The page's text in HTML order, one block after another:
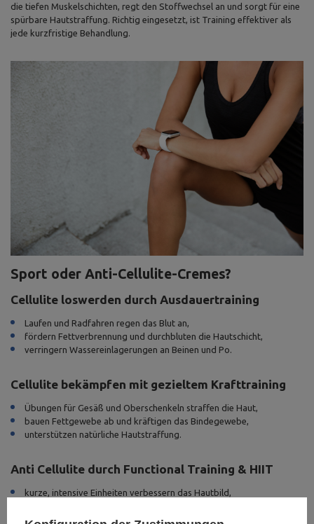
die tiefen Muskelschichten, regt den Stoffwechsel an und sorgt für eine
spürbare Hautstraffung. Richtig eingesetzt, ist Training effektiver als
jede kurzfristige Behandlung.
Sport oder Anti-Cellulite-Cremes?
Cellulite loswerden durch Ausdauertraining
Laufen und Radfahren regen das Blut an,
fördern Fettverbrennung und durchbluten die Hautschicht,
verringern Wassereinlagerungen an Beinen und Po.
Cellulite bekämpfen mit gezieltem Krafttraining
Übungen für Gesäß und Oberschenkeln straffen die Haut,
bauen Fettgewebe ab und kräftigen das Bindegewebe,
unterstützen natürliche Hautstraffung.
Anti Cellulite durch Functional Training & HIIT
kurze, intensive Einheiten verbessern das Hautbild,
zeigen schnelle Auswirkungen - ganz ohne teure Behandlungen.